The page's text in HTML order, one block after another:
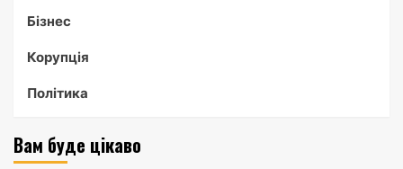
Бізнес
Корупція
Політика
Вам буде цікаво